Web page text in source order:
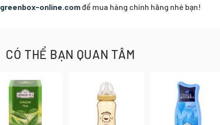
greenbox-online.com để mua hàng chính hãng nhé bạn!
CÓ THỂ BẠN QUAN TÂM